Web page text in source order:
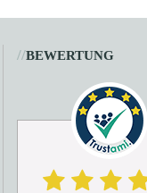
//BEWERTUNG